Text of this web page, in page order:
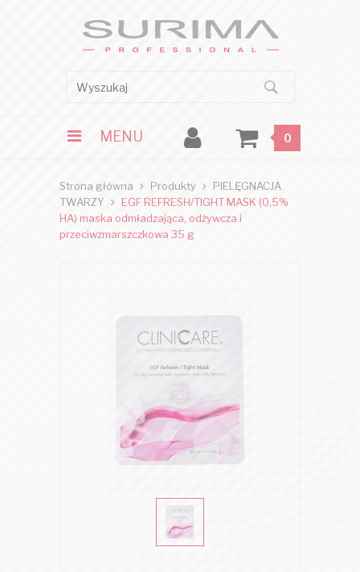
MENU 0
Strona główna Produkty
PIELĘGNACJA
TWARZY
EGF REFRESH/TIGHT MASK (0,5%
HA) maska odmładzająca, odżywcza i
przeciwzmarszczkowa 35 g